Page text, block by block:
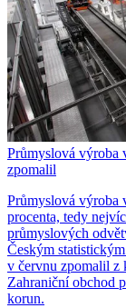
Průmyslová výroba
zpomalil
Průmyslová výroba
procenta, tedy
průmyslových
Českým
v červnu zpomalil z
Zahraniční obchod
korun.